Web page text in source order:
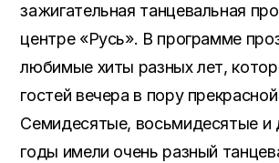
зажигательная танцевальная
центре «Русь». В программе
любимые хиты разных лет,
гостей вечера в пору
Семидесятые, восьмидесятые и
годы имели очень разный